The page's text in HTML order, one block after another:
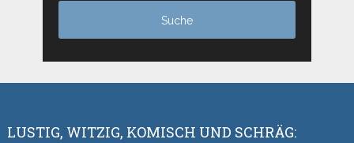
LUSTIG, WITZIG, KOMISCH UND SCHRÄG: